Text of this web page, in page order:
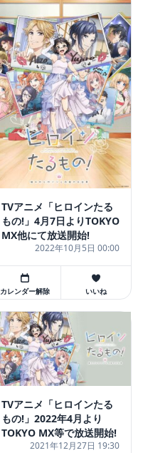
TVアニメ「ヒロインたる
もの!」4月7日よりTOKYO
MX他にて放送開始!
2022年10月5日 00:00
カレンダー解除 いいね
TVアニメ「ヒロインたる
もの!」2022年4月より
TOKYO MX等で放送開始!
2021年12月27日 19:30